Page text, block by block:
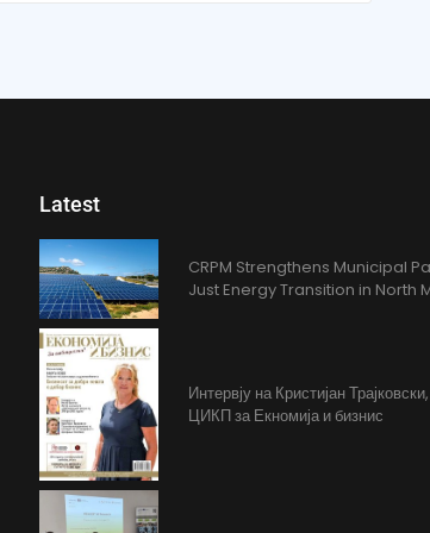
Latest
CRPM Strengthens Municipal
Just Energy Transition in North
Интервју на Кристијан
ЦИКП за Екномија и бизнис